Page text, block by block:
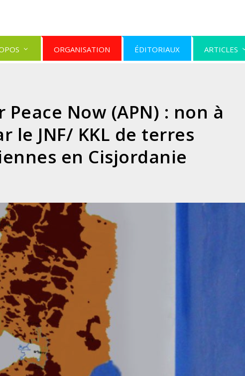
ORGANISATION ÉDITORIAUX ARTICLES
Now (APN) : non à
le JNF/ KKL de terres
en Cisjordanie